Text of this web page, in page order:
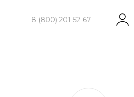
8 (800) 201-52-67